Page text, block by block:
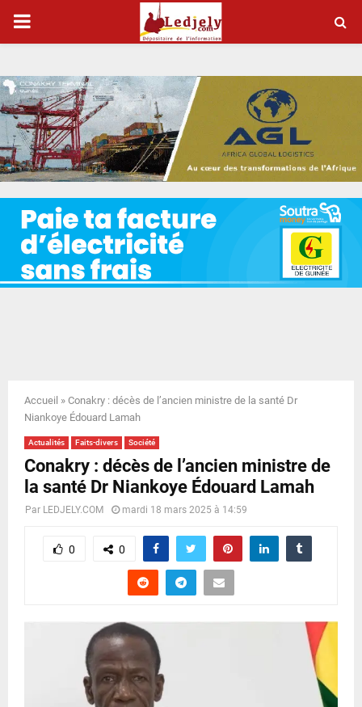
P
I
M
A
R
Y
N
U
Accueil » Conakry : décès de l’ancien ministre de la santé Dr
Niankoye Édouard Lamah
Actualités Faits-divers Société
Conakry : décès de l’ancien ministre de
la santé Dr Niankoye Édouard Lamah
Par LEDJELY.COM mardi 18 mars 2025 à 14:59
0 0